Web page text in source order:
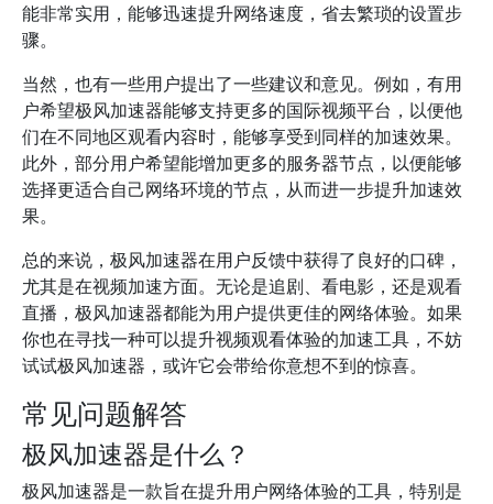
能非常实用，能够迅速提升网络速度，省去繁琐的设置步
骤。
当然，也有一些用户提出了一些建议和意见。例如，有用
户希望极风加速器能够支持更多的国际视频平台，以便他
们在不同地区观看内容时，能够享受到同样的加速效果。
此外，部分用户希望能增加更多的服务器节点，以便能够
选择更适合自己网络环境的节点，从而进一步提升加速效
果。
总的来说，极风加速器在用户反馈中获得了良好的口碑，
尤其是在视频加速方面。无论是追剧、看电影，还是观看
直播，极风加速器都能为用户提供更佳的网络体验。如果
你也在寻找一种可以提升视频观看体验的加速工具，不妨
试试极风加速器，或许它会带给你意想不到的惊喜。
常见问题解答
极风加速器是什么？
极风加速器是一款旨在提升用户网络体验的工具，特别是